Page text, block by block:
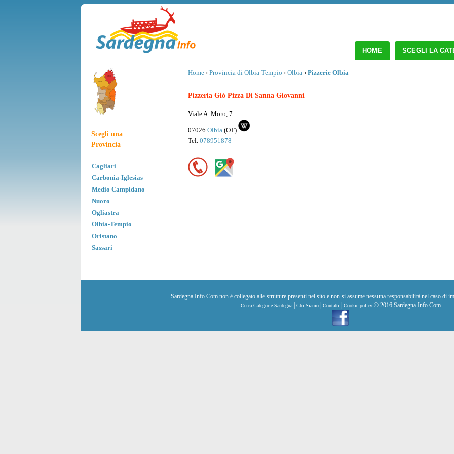
HOME SCEGLI LA
Scegli una
Provincia
Cagliari
Carbonia-Iglesias
Medio Campidano
Nuoro
Ogliastra
Olbia-Tempio
Oristano
Sassari
Home › Provincia di Olbia-Tempio › Olbia › Pizzerie Olbia
Pizzeria Giò Pizza Di Sanna Giovanni
Viale A. Moro, 7
07026 Olbia (OT)
Tel. 078951878
Sardegna Info.Com non è collegato alle strutture presenti nel sito e non si assume nessuna responsabilità nel caso di
Cerca Categorie Sardegna| Chi Siamo| Contatti Cookie policy© 2016 Sardegna Info.Com